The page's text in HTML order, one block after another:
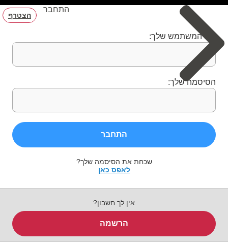
התחבר
הצטרף
שם המשתמש שלך:
הסיסמה שלך:
התחבר
שכחת את הסיסמה שלך?
לאפס כאן
אין לך חשבון?
הרשמה